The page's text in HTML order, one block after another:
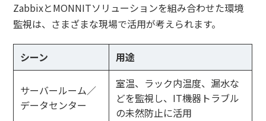
ZabbixとMONNITソリューションを組み合わせた環境
監視は、さまざまな現場で活用が考えられます。
シーン 用途
サーバールーム／
データセンター
室温、ラック内温度、漏水な
どを監視し、IT機器トラブル
の未然防止に活用